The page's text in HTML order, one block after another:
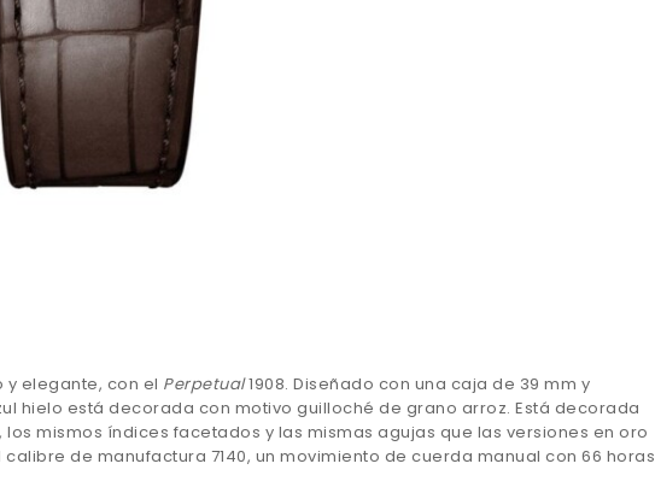
y elegante, con el Perpetual1908. Diseñado con una caja de 39 mm y
hielo está decorada con motivo guilloché de grano arroz. Está decorada
los mismos índices facetados y las mismas agujas que las versiones en oro
calibre de manufactura 7140, un movimiento de cuerda manual con 66 horas